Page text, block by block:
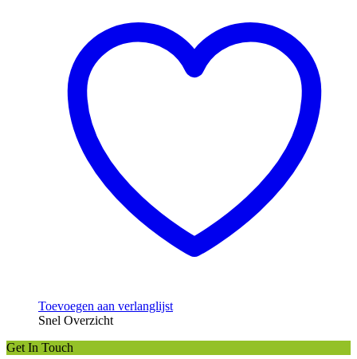
Toevoegen aan verlanglijst
Snel Overzicht
Get In Touch